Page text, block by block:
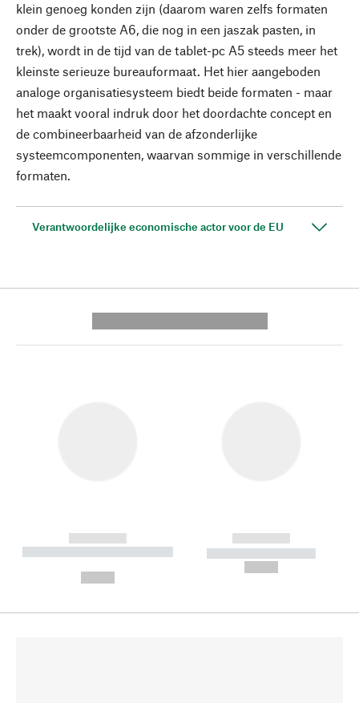
klein genoeg konden zijn (daarom waren zelfs formaten
onder de grootste A6, die nog in een jaszak pasten, in
trek), wordt in de tijd van de tablet-pc A5 steeds meer het
kleinste serieuze bureauformaat. Het hier aangeboden
analoge organisatiesysteem biedt beide formaten - maar
het maakt vooral indruk door het doordachte concept en
de combineerbaarheid van de afzonderlijke
systeemcomponenten, waarvan sommige in verschillende
formaten.
Verantwoordelijke economische actor voor de EU
------------
----------- ----------- --------
------------
----------- -----------